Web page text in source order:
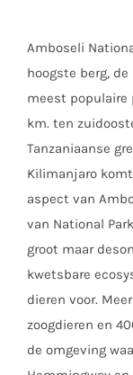
Amboseli
hoogste berg,
meest populaire
km. ten
Tanzaniaanse
Kilimanjaro
aspect van
van National
groot maar
kwetsbare
dieren voor.
zoogdieren en
de omgeving